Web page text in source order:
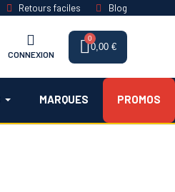
Retours faciles Blog
CONNEXION
0,00 €
MARQUES PROMOS